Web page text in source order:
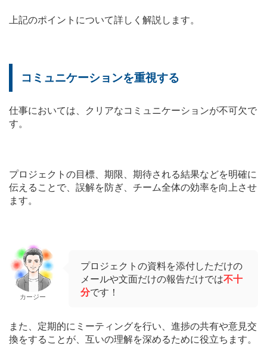
上記のポイントについて詳しく解説します。
コミュニケーションを重視する
仕事においては、クリアなコミュニケーションが不可欠で
す。
プロジェクトの目標、期限、期待される結果などを明確に
伝えることで、誤解を防ぎ、チーム全体の効率を向上させ
ます。
カージー
プロジェクトの資料を添付しただけの
メールや文面だけの報告だけでは不十
分です！
また、定期的にミーティングを行い、進捗の共有や意見交
換をすることが、互いの理解を深めるために役立ちます。